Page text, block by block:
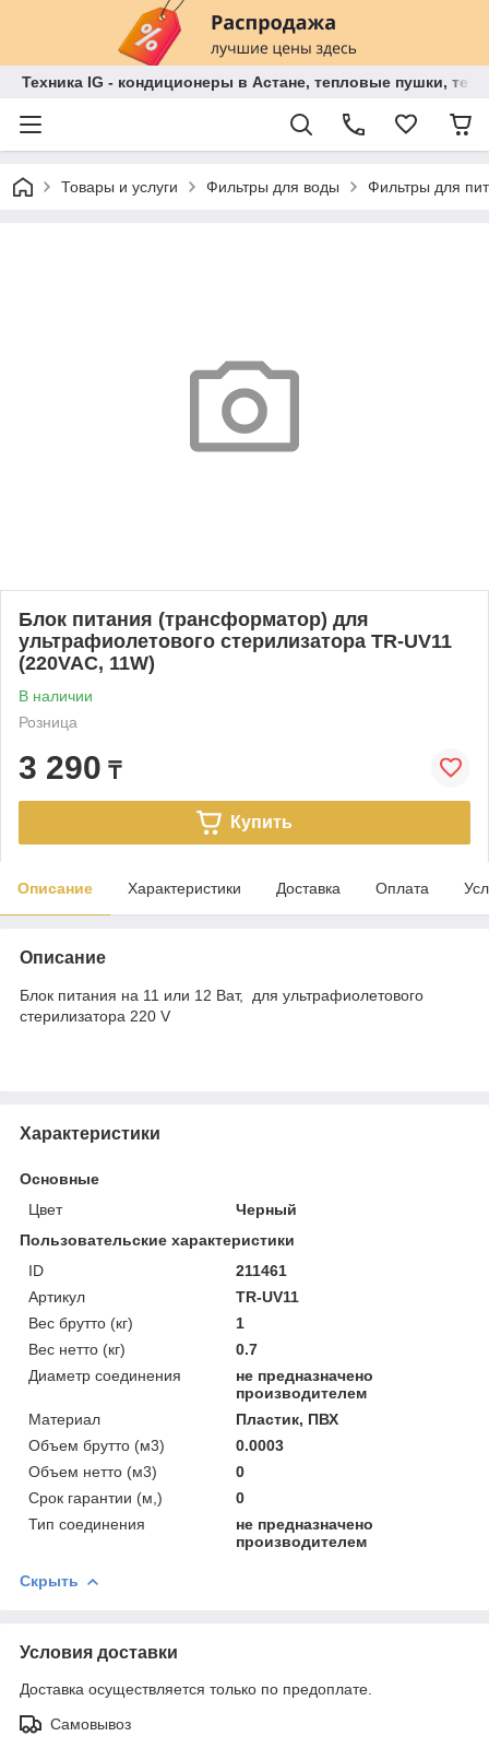
Техника IG - кондиционеры в Астане, тепловые пушки,
Товары и услуги Фильтры для воды Фильтры для
Блок питания (трансформатор) для
ультрафиолетового стерилизатора TR-UV11
(220VAC, 11W)
В наличии
Розница
3 290 ₸
Купить
Описание Характеристики Доставка Оплата
Описание
Блок питания на 11 или 12 Ват, для ультрафиолетового
стерилизатора 220 V
Характеристики
Основные
Цвет
Черный
Пользовательские характеристики
ID
211461
Артикул
TR-UV11
Вес брутто (кг)
1
Вес нетто (кг)
0.7
Диаметр соединения
не предназначено
производителем
Материал
Пластик, ПВХ
Объем брутто (м3)
0.0003
Объем нетто (м3)
0
Срок гарантии (м,)
0
Тип соединения
не предназначено
производителем
Скрыть
Условия доставки
Доставка осуществляется только по предоплате.
Самовывоз